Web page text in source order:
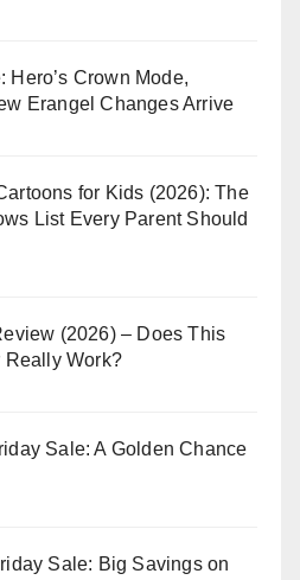
Hero’s Crown Mode,
Erangel Changes Arrive
for Kids (2026): The
List Every Parent Should
(2026) – Does This
Really Work?
Sale: A Golden Chance
Sale: Big Savings on